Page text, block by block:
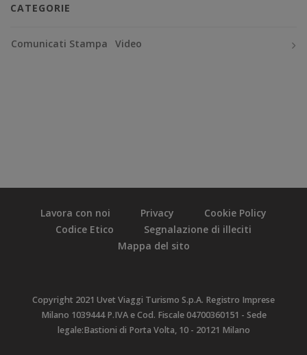
CATEGORIE
Comunicati Stampa Video
Lavora con noi Privacy
Cookie Policy
Codice Etico
Segnalazione di illeciti
Mappa del sito
Copyright 2021 Uvet Viaggi Turismo S.p.A. Registro Imprese
Milano 1039444 P.IVA e Cod. Fiscale 04700360151 - Sede
legale:Bastioni di Porta Volta, 10 - 20121 Milano